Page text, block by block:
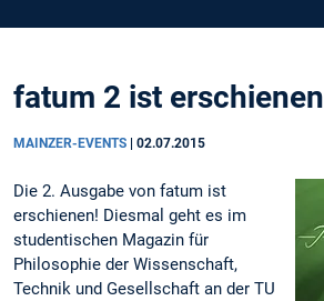
fatum 2 ist erschienen
MAINZER-EVENTS 02.07.2015
Die 2. Ausgabe von fatum ist
erschienen! Diesmal geht es im
studentischen Magazin für
Philosophie der Wissenschaft,
Technik und Gesellschaft an der TU